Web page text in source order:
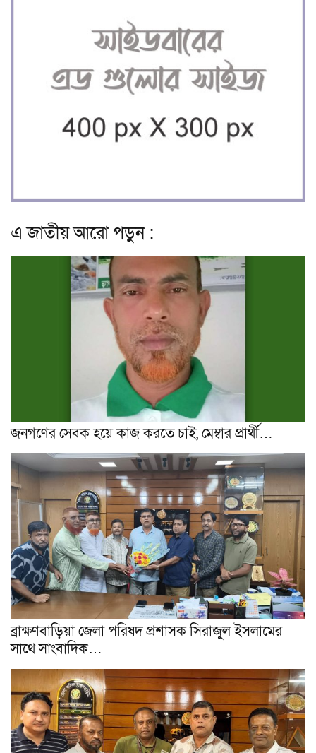
এ জাতীয় আরো পড়ুন :
জনগণের সেবক হয়ে কাজ করতে চাই, মেম্বার প্রার্থী…
ব্রাক্ষণবাড়িয়া জেলা পরিষদ প্রশাসক সিরাজুল ইসলামের
সাথে সাংবাদিক…